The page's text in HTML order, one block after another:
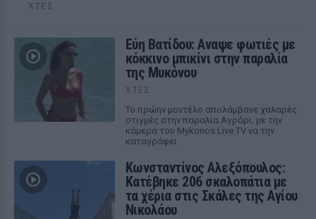
ΧΤΕΣ
Εύη Βατίδου: Αναψε φωτιές με
κόκκινο μπικίνι στην παραλία
της Μυκόνου
ΧΤΕΣ
Το πρώην μοντέλο απολάμβανε χαλαρές
στιγμές στην παραλία Αγράρι, με την
κάμερα του Mykonos Live TV να την
καταγράφει
Κωνσταντίνος Αλεξόπουλος:
Κατέβηκε 206 σκαλοπάτια με
τα χέρια στις Σκάλες της Αγίου
Νικολάου